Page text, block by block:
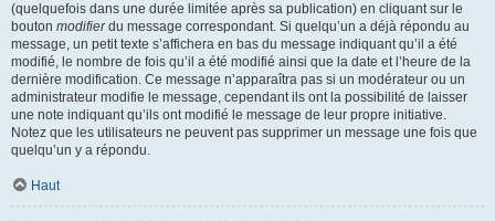
(quelquefois dans une durée limitée après sa publication) en cliquant sur le
bouton modifierdu message correspondant. Si quelqu’un a déjà répondu au
message, un petit texte s’affichera en bas du message indiquant qu’il a été
modifié, le nombre de fois qu’il a été modifié ainsi que la date et l’heure de la
dernière modification. Ce message n’apparaîtra pas si un modérateur ou un
administrateur modifie le message, cependant ils ont la possibilité de laisser
une note indiquant qu’ils ont modifié le message de leur propre initiative.
Notez que les utilisateurs ne peuvent pas supprimer un message une fois que
quelqu’un y a répondu.
Haut